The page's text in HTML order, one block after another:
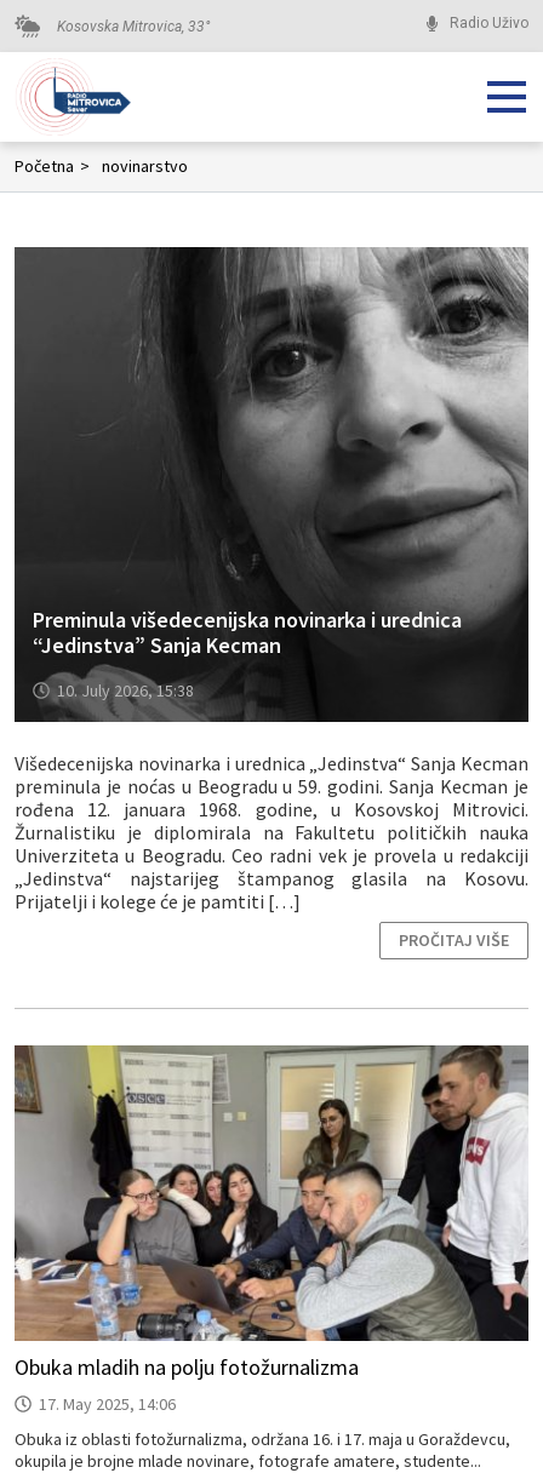
Kosovska Mitrovica, 33° Radio Uživo
Početna > novinarstvo
Preminula višedecenijska novinarka i urednica
“Jedinstva” Sanja Kecman
10. July 2026, 15:38
Višedecenijska novinarka i urednica „Jedinstva“ Sanja Kecman
preminula je noćas u Beogradu u 59. godini. Sanja Kecman je
rođena 12. januara 1968. godine, u Kosovskoj Mitrovici.
Žurnalistiku je diplomirala na Fakultetu političkih nauka
Univerziteta u Beogradu. Ceo radni vek je provela u redakciji
„Jedinstva“ najstarijeg štampanog glasila na Kosovu.
Prijatelji i kolege će je pamtiti […]
PROČITAJ VIŠE
Obuka mladih na polju fotožurnalizma
17. May 2025, 14:06
Obuka iz oblasti fotožurnalizma, održana 16. i 17. maja u Goraždevcu,
okupila je brojne mlade novinare, fotografe amatere, studente...